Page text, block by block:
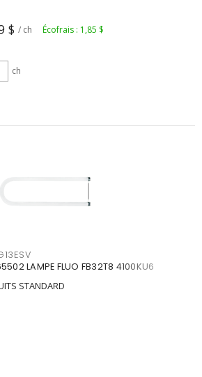
$ / ch Écofrais : 1,85 $
ch
LAMPE FLUO FB32T8 4100KU6
STANDARD